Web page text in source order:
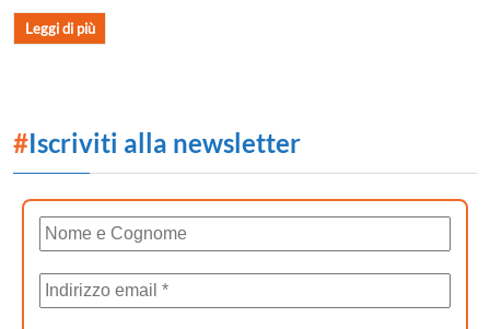
Leggi di più
#Iscriviti alla newsletter